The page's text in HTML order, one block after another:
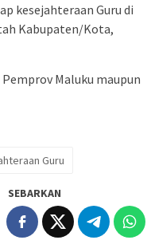
kesejahteraan Guru di
Kabupaten/Kota,
Maluku maupun
Guru
SEBARKAN